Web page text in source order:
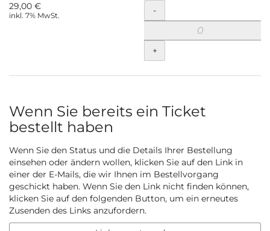
29,00 €
inkl. 7% MwSt. Menge
-
+
Wenn Sie bereits ein Ticket
bestellt haben
Wenn Sie den Status und die Details Ihrer Bestellung
einsehen oder ändern wollen, klicken Sie auf den Link in
einer der E-Mails, die wir Ihnen im Bestellvorgang
geschickt haben. Wenn Sie den Link nicht finden können,
klicken Sie auf den folgenden Button, um ein erneutes
Zusenden des Links anzufordern.